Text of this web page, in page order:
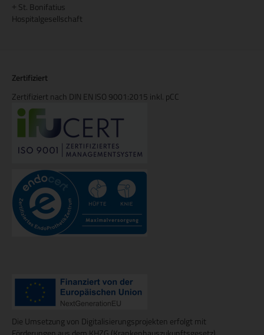
St. Bonifatius
Hospitalgesellschaft
Zertifiziert
Zertifiziert nach DIN EN ISO 9001:2015 inkl. pCC
Die Umsetzung von Digitalisierungsprojekten erfolgt mit